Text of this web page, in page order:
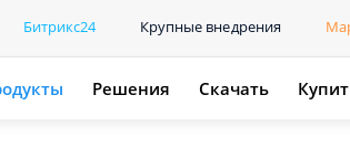
Битрикс24 Крупные внедрения
Решения Скачать